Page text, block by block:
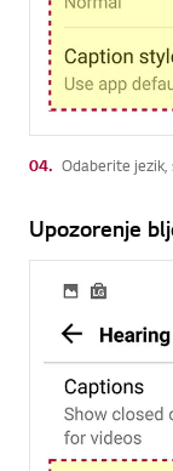
04. Odaberite jezik,
Upozorenje